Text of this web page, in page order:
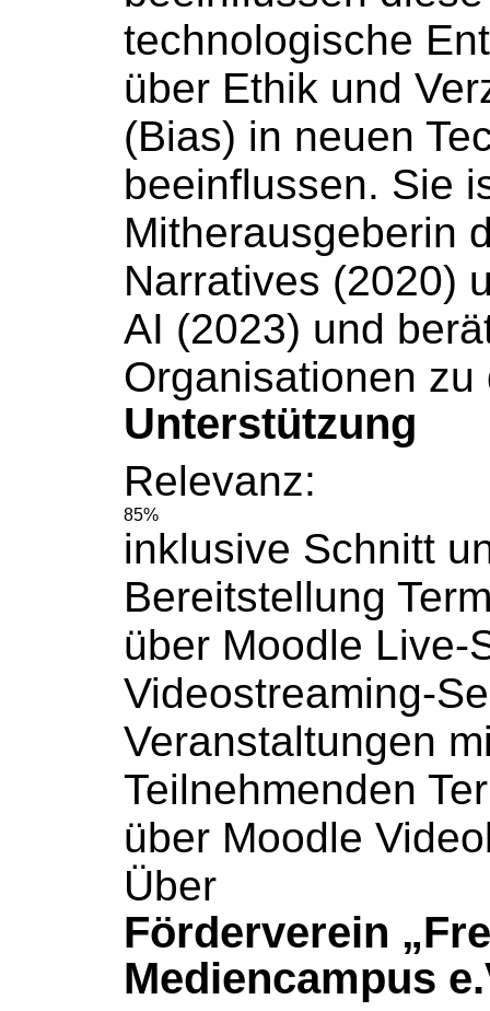
technologische
über Ethik und
(Bias) in neuen
beeinflussen. Sie
Mitherausgeberin
Narratives (2020)
AI (2023) und
Organisationen
Unterstützung
Relevanz:
85%
inklusive Schnitt
Bereitstellung
über Moodle Live-
Videostreaming-
Veranstaltungen
Teilnehmenden
über Moodle
Über
Förderverein
Mediencampus